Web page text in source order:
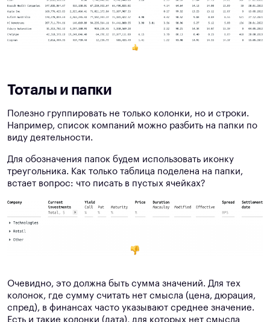
Тоталы и папки
Полезно группировать не только колонки, но и строки.
Например, список компаний можно разбить на папки по
виду деятельности.
Для обозначения папок будем использовать иконку
треугольника. Как только таблица поделена на папки,
встает вопрос: что писать в пустых ячейках?
Очевидно, это должна быть сумма значений. Для тех
колонок, где сумму считать нет смысла (цена, дюрация,
спред), в финансах часто указывают среднее значение.
Есть и такие колонки (дата), для которых нет смысла